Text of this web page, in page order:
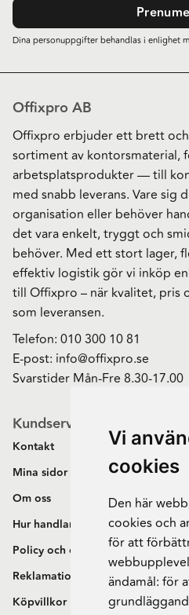
Vi
cookies
Den här
cookies och
för att
ändamål: för
Dina personuppgifter behandlas i enlighet
Offixpro AB
Offixpro erbjuder ett brett
sortiment av kontorsmaterial,
arbetsplatsprodukter — till
med snabb leverans. Vare sig
organisation eller behöver
det vara enkelt, tryggt och
behöver. Med ett stort lager,
effektiv logistik gör vi inköp
till Offixpro – när kvalitet, pris
som leveransen.
Telefon: 010 300 10 81
E-post: info@offixpro.se
Svarstider Mån-Fre 8.30-17.00
Kundservice
Kontakt
Mina sidor
Om oss
Hur handlar jag?
Policy och cookies
Reklamation och retur
Köpvillkor